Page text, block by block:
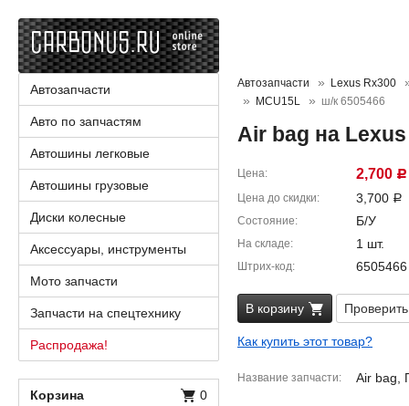
Автозапчасти
Lexus Rx300
MCU15L
ш/к 6505466
Air bag на
Цена 2,700 Р
Цена до скидки 3,700 Р
Состояние Б/У
На складе 1 шт.
Штрих-код 6505466
В корзину
Как купить этот товар?
Название запчасти Air bag,
Автозапчасти
Авто по запчастям
Автошины легковые
Автошины грузовые
Диски колесные
Аксессуары, инструменты
Мото запчасти
Запчасти на спецтехнику
Распродажа!
Корзина 0